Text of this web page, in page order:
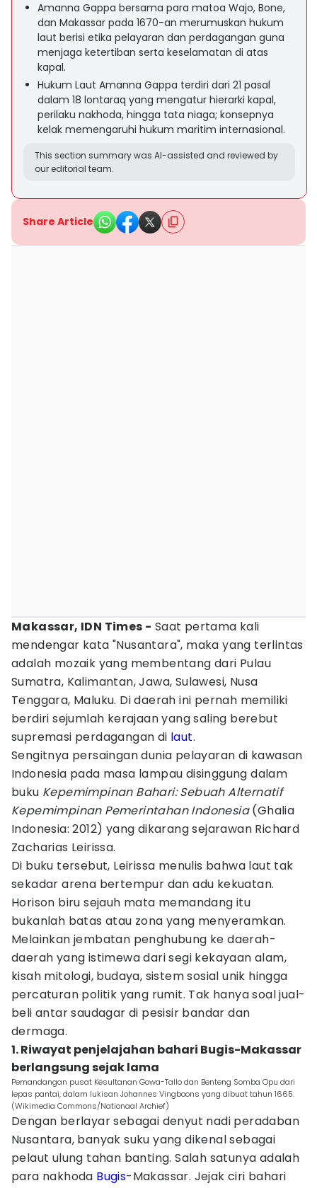
Amanna Gappa bersama para matoa Wajo, Bone,
dan Makassar pada 1670-an merumuskan hukum
laut berisi etika pelayaran dan perdagangan guna
menjaga ketertiban serta keselamatan di atas
kapal.
Hukum Laut Amanna Gappa terdiri dari 21 pasal
dalam 18 lontaraq yang mengatur hierarki kapal,
perilaku nakhoda, hingga tata niaga; konsepnya
kelak memengaruhi hukum maritim internasional.
This section summary was AI-assisted and reviewed by
our editorial team.
Share Article
Makassar, IDN Times - Saat pertama kali
mendengar kata "Nusantara", maka yang terlintas
adalah mozaik yang membentang dari Pulau
Sumatra, Kalimantan, Jawa, Sulawesi, Nusa
Tenggara, Maluku. Di daerah ini pernah memiliki
berdiri sejumlah kerajaan yang saling berebut
supremasi perdagangan di laut.
Sengitnya persaingan dunia pelayaran di kawasan
Indonesia pada masa lampau disinggung dalam
buku Kepemimpinan Bahari: Sebuah Alternatif
Kepemimpinan Pemerintahan Indonesia(Ghalia
Indonesia: 2012) yang dikarang sejarawan Richard
Zacharias Leirissa.
Di buku tersebut, Leirissa menulis bahwa laut tak
sekadar arena bertempur dan adu kekuatan.
Horison biru sejauh mata memandang itu
bukanlah batas atau zona yang menyeramkan.
Melainkan jembatan penghubung ke daerah-
daerah yang istimewa dari segi kekayaan alam,
kisah mitologi, budaya, sistem sosial unik hingga
percaturan politik yang rumit. Tak hanya soal jual-
beli antar saudagar di pesisir bandar dan
dermaga.
1. Riwayat penjelajahan bahari Bugis-Makassar
berlangsung sejak lama
Pemandangan pusat Kesultanan Gowa-Tallo dan Benteng Somba Opu dari
lepas pantai, dalam lukisan Johannes Vingboons yang dibuat tahun 1665.
(Wikimedia Commons/Nationaal Archief)
Dengan berlayar sebagai denyut nadi peradaban
Nusantara, banyak suku yang dikenal sebagai
pelaut ulung tahan banting. Salah satunya adalah
para nakhoda Bugis-Makassar. Jejak ciri bahari